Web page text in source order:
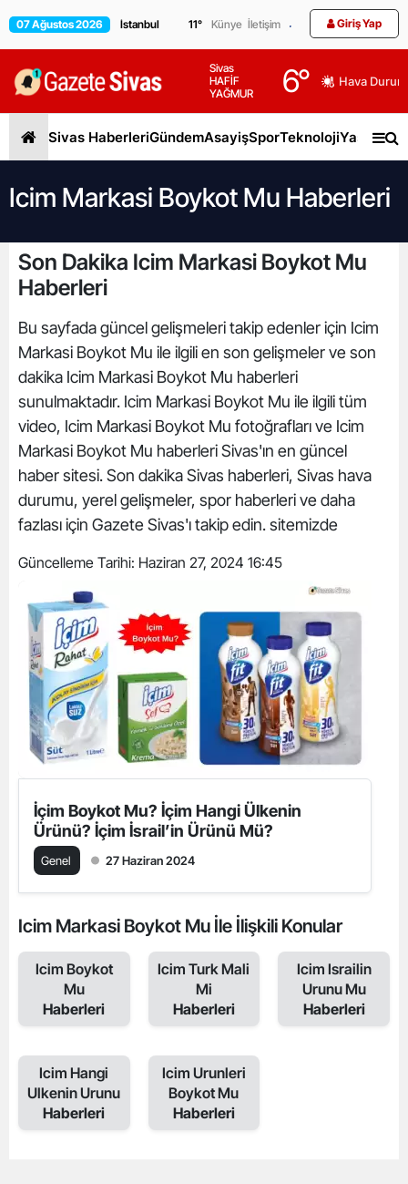
07 Ağustos 2026 11° Künye İletişim Giriş Yap
Sivas
HAFİF
YAĞMUR
6° Hava
Sivas HaberleriGündemAsayişSporTeknolojiYaşam
Icim Markasi Boykot Mu Haberleri
Son Dakika Icim Markasi Boykot Mu
Haberleri
Bu sayfada güncel gelişmeleri takip edenler için Icim
Markasi Boykot Mu ile ilgili en son gelişmeler ve son
dakika Icim Markasi Boykot Mu haberleri
sunulmaktadır. Icim Markasi Boykot Mu ile ilgili tüm
video, Icim Markasi Boykot Mu fotoğrafları ve Icim
Markasi Boykot Mu haberleri Sivas'ın en güncel
haber sitesi. Son dakika Sivas haberleri, Sivas hava
durumu, yerel gelişmeler, spor haberleri ve daha
fazlası için Gazete Sivas'ı takip edin. sitemizde
Güncelleme Tarihi: Haziran 27, 2024 16:45
İçim Boykot Mu? İçim Hangi Ülkenin
Ürünü? İçim İsrail’in Ürünü Mü?
Genel 27 Haziran 2024
Icim Markasi Boykot Mu İle İlişkili Konular
Icim Boykot
Mu
Haberleri
Icim Turk Mali
Mi
Haberleri
Icim Israilin
Urunu Mu
Haberleri
Icim Hangi
Ulkenin Urunu
Haberleri
Icim Urunleri
Boykot Mu
Haberleri